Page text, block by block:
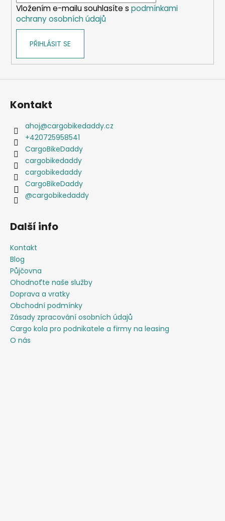
Vložením e-mailu souhlasíte s podmínkami
ochrany osobních údajů
PŘIHLÁSIT SE
Kontakt
ahoj@cargobikedaddy.cz
+420725958541
CargoBikeDaddy
cargobikedaddy
cargobikedaddy
CargoBikeDaddy
@cargobikedaddy
Další info
Kontakt
Blog
Půjčovna
Ohodnoťte naše služby
Doprava a vratky
Obchodní podmínky
Zásady zpracování osobních údajů
Cargo kola pro podnikatele a firmy na leasing
O nás